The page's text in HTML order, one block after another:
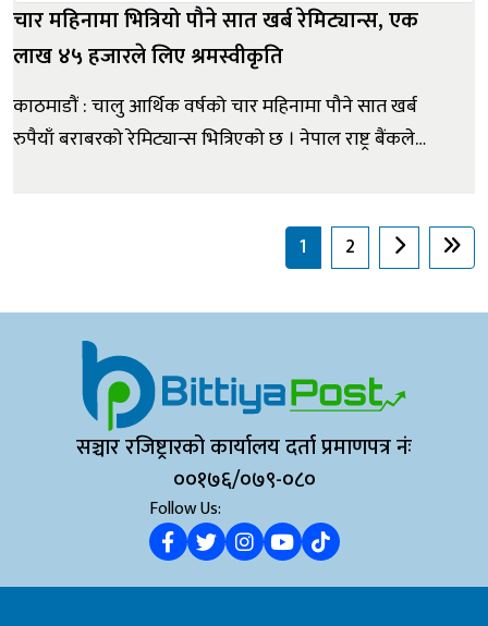
चार महिनामा भित्रियो पौने सात खर्ब रेमिट्यान्स, एक
लाख ४५ हजारले लिए श्रमस्वीकृति
काठमाडौं : चालु आर्थिक वर्षको चार महिनामा पौने सात खर्ब
रुपैयाँ बराबरको रेमिट्यान्स भित्रिएको छ । नेपाल राष्ट्र बैंकले
आप्रवाह ३१.४ प्रतिशतले वृद्धि भई छ खर्ब ८७ अर्ब १३ करो...
1 2
सञ्चार रजिष्ट्रारको कार्यालय दर्ता प्रमाणपत्र नंः
००१७६/०७९-०८०
Follow Us: